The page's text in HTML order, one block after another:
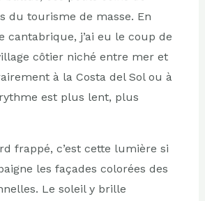
du tourisme de masse. En
cantabrique, j’ai eu le coup de
côtier niché entre mer et
à la Costa del Sol ou à
est plus lent, plus
frappé, c’est cette lumière si
les façades colorées des
Le soleil y brille